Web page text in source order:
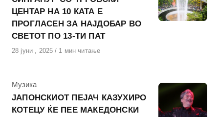
ЦЕНТАР НА 10 КАТА Е
ПРОГЛАСЕН ЗА НАЈДОБАР ВО
СВЕТОТ ПО 13-ТИ ПАТ
Објавено
28 јуни , 2025 1 мин читање
КАтегорија
Музика
ЈАПОНСКИОТ ПЕЈАЧ КАЗУХИРО
КОТЕЦУ ЌЕ ПЕЕ МАКЕДОНСКИ